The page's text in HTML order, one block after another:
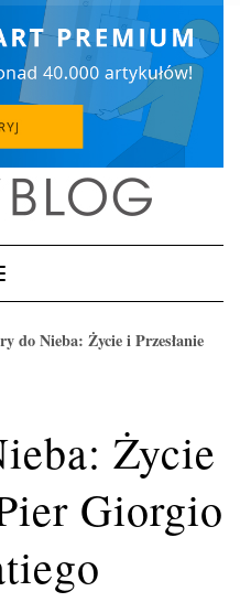
do Nieba: Życie i Przesłanie
Życie
Giorgio